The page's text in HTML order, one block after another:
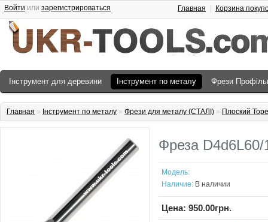
Войти или зарегистрироваться Главная Корзина
Інструмент для деревини Інструмент по металу Фрези
Главная » Інструмент по металу » Фрези для металу (СТАЛІ) » Плоский
Фреза
Модель:
Наличие: В наличии
Цена: 950.00грн.